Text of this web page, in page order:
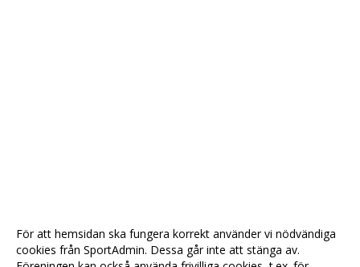
För att hemsidan ska fungera korrekt använder vi nödvändiga
cookies från SportAdmin. Dessa går inte att stänga av.